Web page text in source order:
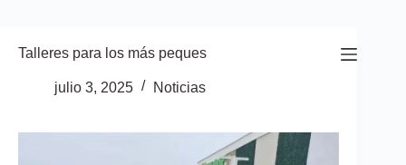
Talleres para los más peques
julio 3, 2025 Noticias